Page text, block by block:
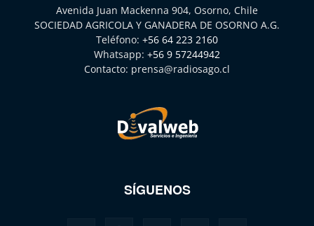
Avenida Juan Mackenna 904, Osorno, Chile
SOCIEDAD AGRICOLA Y GANADERA DE OSORNO A.G.
Teléfono: +56 64 223 2160
Whatsapp: +56 9 57244942
Contacto: prensa@radiosago.cl
SÍGUENOS